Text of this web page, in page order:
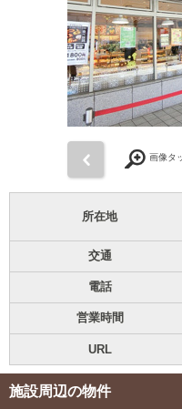
画像タ
所在地
交通
電話
営業時間
URL
施設周辺の物件